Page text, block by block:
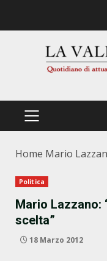
PRIMÄRES
Home Mario
Politica
Mario Lazzano:
scelta”
18 Marzo 2012